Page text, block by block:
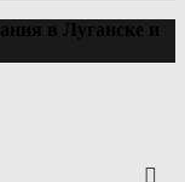
в Луганске и